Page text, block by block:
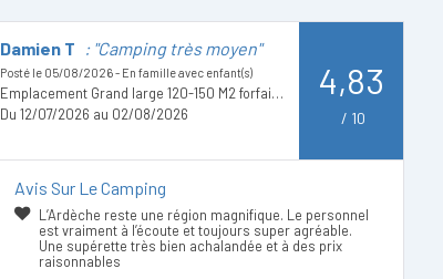
Damien T : "Camping très moyen"
Posté le 05/08/2026 - En famille avec enfant(s)
Emplacement Grand large 120-150 M2 forfait deux personnes tente ou caravane electricité comprise
Du 12/07/2026 au 02/08/2026
4,83
/ 10
Avis Sur Le Camping
L’Ardèche reste une région magnifique. Le personnel
est vraiment à l’écoute et toujours super agréable.
Une supérette très bien achalandée et à des prix
raisonnables